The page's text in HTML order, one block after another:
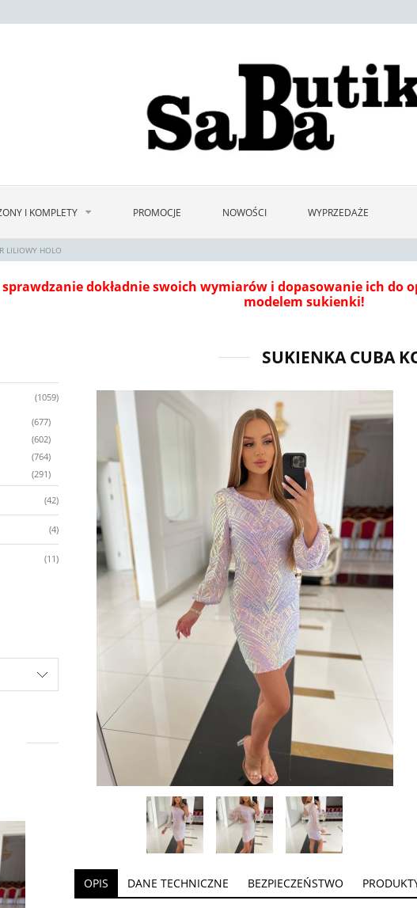
I KOMPLETY PROMOCJE NOWOŚCI WYPRZEDAŻE
LILIOWY HOLO
dokładnie swoich wymiarów i dopasowanie ich
modelem sukienki!
(1059)
(677)
(602)
(764)
(291)
(42)
(4)
(11)
SUKIENKA CUBA
OPIS DANE TECHNICZNE BEZPIECZEŃSTWO